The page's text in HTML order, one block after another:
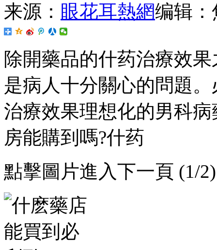
来源： 眼花耳熱網编辑：
除開藥品的什药治療效果
是病人十分關心的問題
治療效果理想化的男科病藥
房能購到嗎?什药
點擊圖片進入下一頁 (1/2)